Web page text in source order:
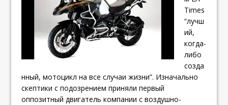
Times
“лучш
ий,
когда-
либо
созда
нный, мотоцикл на все случаи жизни”. Изначально
скептики с подозрением приняли первый
оппозитный двигатель компании с воздушно-